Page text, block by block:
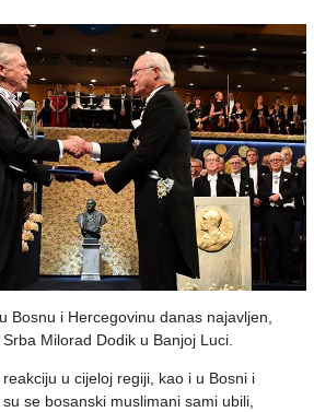
Bosnu i Hercegovinu danas najavljen,
Milorad Dodik u Banjoj Luci.
u cijeloj regiji, kao i u Bosni i
se bosanski muslimani sami ubili,